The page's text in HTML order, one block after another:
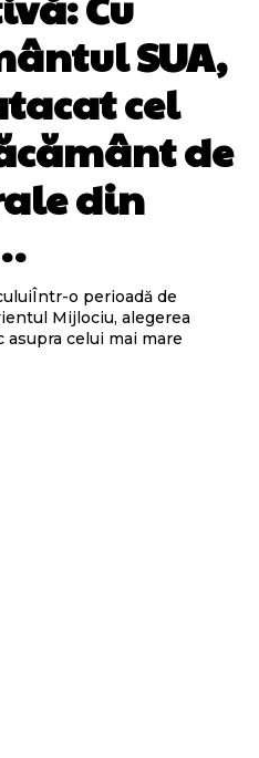
SUA,
cel
de
din
o perioadă de
Mijlociu, alegerea
asupra celui mai mare